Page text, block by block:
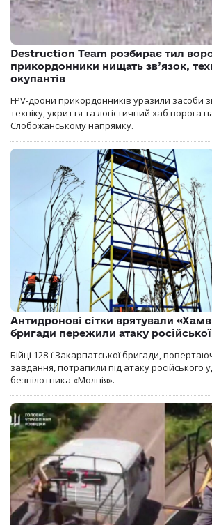
Destruction Team розбирає тил
прикордонники нищать зв’язок,
окупантів
FPV-дрони прикордонників уразили засоби
техніку, укриття та логістичний хаб ворога
Слобожанському напрямку.
Антидронові сітки врятували
бригади пережили атаку
Бійці 128-ї Закарпатської бригади,
завдання, потрапили під атаку російського
безпілотника «Молнія».